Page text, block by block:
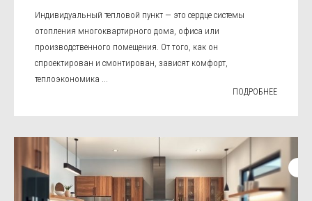
Индивидуальный тепловой пункт — это сердце системы
отопления многоквартирного дома, офиса или
производственного помещения. От того, как он
спроектирован и смонтирован, зависят комфорт,
теплоэкономика ...
ПОДРОБНЕЕ